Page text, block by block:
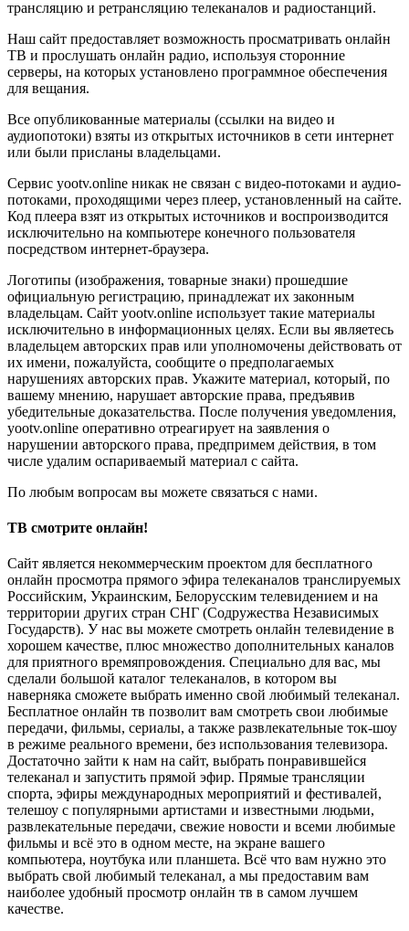
трансляцию и ретрансляцию телеканалов и радиостанций.
Наш сайт предоставляет возможность просматривать онлайн
ТВ и прослушать онлайн радио, используя сторонние
серверы, на которых установлено программное обеспечения
для вещания.
Все опубликованные материалы (ссылки на видео и
аудиопотоки) взяты из открытых источников в сети интернет
или были присланы владельцами.
Сервис yootv.online никак не связан с видео-потоками и аудио-
потоками, проходящими через плеер, установленный на сайте.
Код плеера взят из открытых источников и воспроизводится
исключительно на компьютере конечного пользователя
посредством интернет-браузера.
Логотипы (изображения, товарные знаки) прошедшие
официальную регистрацию, принадлежат их законным
владельцам. Сайт yootv.online использует такие материалы
исключительно в информационных целях. Если вы являетесь
владельцем авторских прав или уполномочены действовать от
их имени, пожалуйста, сообщите о предполагаемых
нарушениях авторских прав. Укажите материал, который, по
вашему мнению, нарушает авторские права, предъявив
убедительные доказательства. После получения уведомления,
yootv.online оперативно отреагирует на заявления о
нарушении авторского права, предпримем действия, в том
числе удалим оспариваемый материал с сайта.
По любым вопросам вы можете связаться с нами.
ТВ смотрите онлайн!
Сайт является некоммерческим проектом для бесплатного
онлайн просмотра прямого эфира телеканалов транслируемых
Российским, Украинским, Белорусским телевидением и на
территории других стран СНГ (Содружества Независимых
Государств). У нас вы можете смотреть онлайн телевидение в
хорошем качестве, плюс множество дополнительных каналов
для приятного времяпровождения. Специально для вас, мы
сделали большой каталог телеканалов, в котором вы
наверняка сможете выбрать именно свой любимый телеканал.
Бесплатное онлайн тв позволит вам смотреть свои любимые
передачи, фильмы, сериалы, а также развлекательные ток-шоу
в режиме реального времени, без использования телевизора.
Достаточно зайти к нам на сайт, выбрать понравившейся
телеканал и запустить прямой эфир. Прямые трансляции
спорта, эфиры международных мероприятий и фестивалей,
телешоу с популярными артистами и известными людьми,
развлекательные передачи, свежие новости и всеми любимые
фильмы и всё это в одном месте, на экране вашего
компьютера, ноутбука или планшета. Всё что вам нужно это
выбрать свой любимый телеканал, а мы предоставим вам
наиболее удобный просмотр онлайн тв в самом лучшем
качестве.